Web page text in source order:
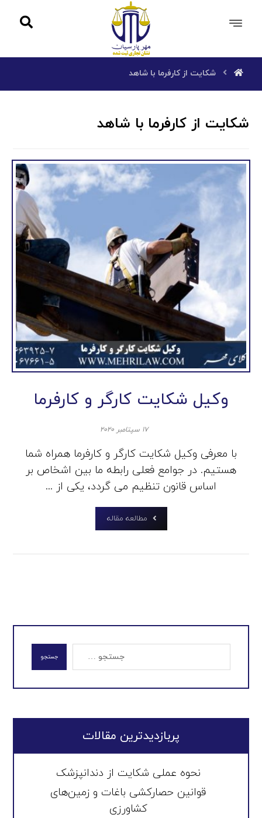
شکایت از کارفرما با شاهد
شکایت از کارفرما با شاهد
وکیل شکایت کارگر و کارفرما
۱۷ سپتامبر ۲۰۲۰
با معرفی وکیل شکایت کارگر و کارفرما همراه شما
هستیم. در جوامع فعلی رابطه ما بین اشخاص بر
اساس قانون تنظیم می گردد، یکی از ...
مطالعه مقاله
جستجو
پربازدیدترین مقالات
نحوه عملی شکایت از دندانپزشک
قوانین حصارکشی باغات و زمین‌های
کشاورزی